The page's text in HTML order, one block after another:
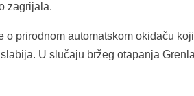
zagrijala.
o prirodnom automatskom okidaču
U slučaju bržeg otapanja